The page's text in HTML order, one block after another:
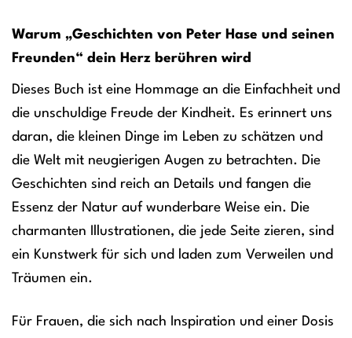
Warum „Geschichten von Peter Hase und seinen
Freunden“ dein Herz berühren wird
Dieses Buch ist eine Hommage an die Einfachheit und
die unschuldige Freude der Kindheit. Es erinnert uns
daran, die kleinen Dinge im Leben zu schätzen und
die Welt mit neugierigen Augen zu betrachten. Die
Geschichten sind reich an Details und fangen die
Essenz der Natur auf wunderbare Weise ein. Die
charmanten Illustrationen, die jede Seite zieren, sind
ein Kunstwerk für sich und laden zum Verweilen und
Träumen ein.
Für Frauen, die sich nach Inspiration und einer Dosis